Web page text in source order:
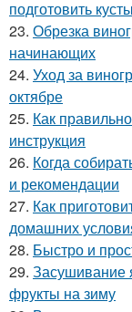
подготовить
23. Обрезка
начинающих
24. Уход за
октябре
25. Как
инструкция
26. Когда
и рекомендации
27. Как
домашних
28. Быстро и
29. Засушивание
фрукты на зиму